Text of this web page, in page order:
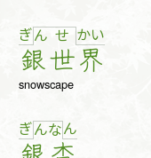
ぎん
銀
せ
世
かい
界
snowscape
ぎんなん